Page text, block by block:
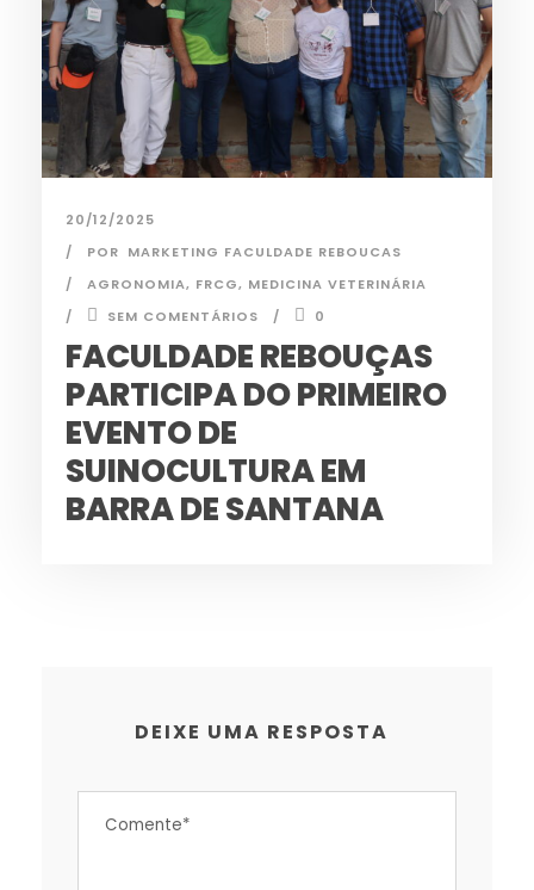
20/12/2025
POR MARKETING FACULDADE REBOUCAS
AGRONOMIA, FRCG, MEDICINA VETERINÁRIA
SEM COMENTÁRIOS
0
FACULDADE REBOUÇAS
PARTICIPA DO PRIMEIRO
EVENTO DE
SUINOCULTURA EM
BARRA DE SANTANA
DEIXE UMA RESPOSTA